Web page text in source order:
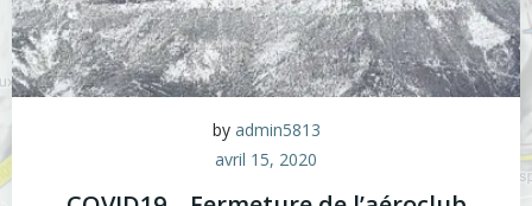
by admin5813
avril 15, 2020